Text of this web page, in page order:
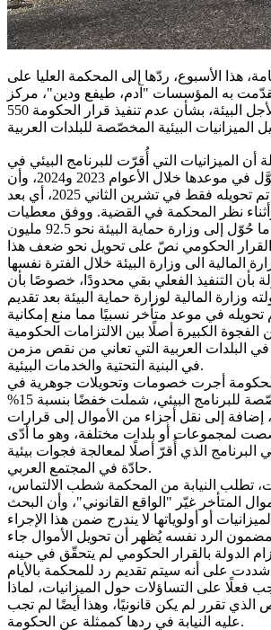
هذا الأسبوع، ردّها إلى المحكمة العليا على
تقدّمت به المؤسسات "آدم، طيفع ودين"، مركز
مساواة ومواطنون لأجل البيئة، بشأن عدم تنفيذ قرار الحكومة 550
أن الميزانيات التي أُقرّت للبرنامج البيئي في
المجتمع العربي لم تُحوَّل في موعدها خلال الأعوام 2023 و2024، وأن
الجزء الأكبر منها تم تحويله فقط في تشرين الثاني 2025، أي بعد
نظر المحكمة في القضية. ووفق معطيات
النيابة، بلغ مجموع ما حُوّل إلى وزارة حماية البيئة نحو 92.5 مليون
الحكومي نصّ على تحويل نحو ضعف هذا
بأن التنفيذ الفعلي بقي محدودًا، خصوصًا بأن
وزارة المالية لوزارة حماية البيئة بعد تقديم
تحويله في موعد متأخر نسبيًا مما منع إمكانية
الفجوة الكبيرة أصلًا بين الالتزامات الحكومية
في البلدات العربية التي تعاني من نقص مزمن
في البنية التحتية والخدمات البيئية.
أجرت خصومات وتحويلات جوهرية في
الميزانيات المخصّصة للبرنامج البيئي، شملت خفضًا بنسبة 15%
إضافة إلى نقل أجزاء من الأموال إلى قرارات
لمجموعات أو بلدات مختلفة، وهو ما أدّى
الذي أُقرّ أصلًا لمعالجة فجوات بيئية
حادّة في المجتمع العربي.
تطلب النيابة من المحكمة شطب الالتماس،
المتأخر غيّر "الواقع القانوني"، وأن البحث
أو أولوياتها لا يندرج ضمن هذا الإجراء
مضمون الرد نفسه يُظهر أن تحويل الأموال جاء
شددت على أنه سيتم تقديم رد للمحكمة بالأيام
فعلًا على التساؤلات حول الميزانيات، لماذا
الذي تقرر لم يكن قانونيًا، وهذا أيضًا لم تجب
عليه النيابة في ردها كممثلة عن الحكومة.